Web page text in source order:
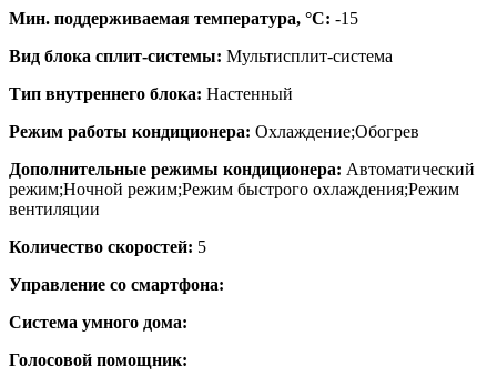
Мин. поддерживаемая температура, °C: -15
Вид блока сплит-системы: Мультисплит-система
Тип внутреннего блока: Настенный
Режим работы кондиционера: Охлаждение;Обогрев
Дополнительные режимы кондиционера: Автоматический
режим;Ночной режим;Режим быстрого охлаждения;Режим
вентиляции
Количество скоростей: 5
Управление со смартфона:
Система умного дома:
Голосовой помощник: